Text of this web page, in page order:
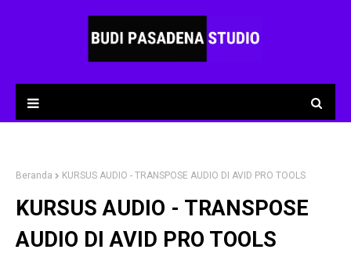
Beranda KURSUS AUDIO - TRANSPOSE AUDIO DI AVID PRO TOOLS
KURSUS AUDIO - TRANSPOSE
AUDIO DI AVID PRO TOOLS